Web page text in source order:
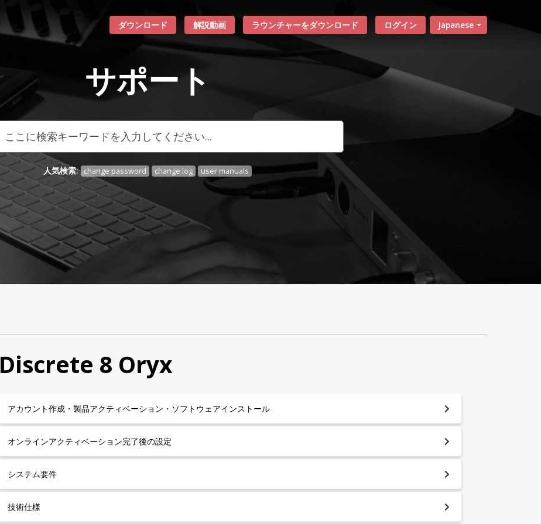
ダウンロード 解説動画 ラウンチャーをダウンロード Japanese
ログイン
サポート
人気検索: change password change log user manuals
Discrete 8 Oryx
アカウント作成・製品アクティベーション・ソフトウェアインストール
オンラインアクティベーション完了後の設定
システム要件
技術仕様